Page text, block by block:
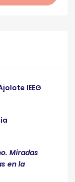
IEEG
Miradas
en la